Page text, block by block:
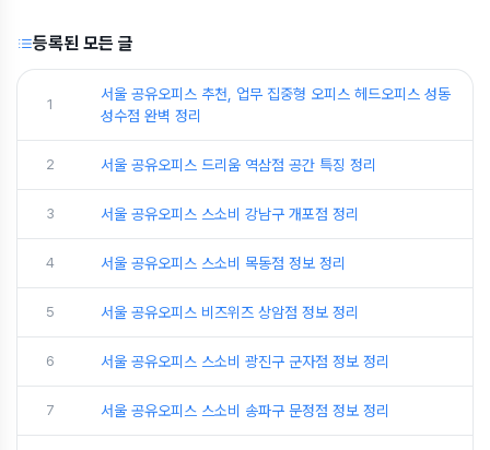
등록된 모든 글
1
서울 공유오피스 추천, 업무 집중형 오피스 헤드오피스 성동
성수점 완벽 정리
2 서울 공유오피스 드리움 역삼점 공간 특징 정리
3 서울 공유오피스 스소비 강남구 개포점 정리
4 서울 공유오피스 스소비 목동점 정보 정리
5 서울 공유오피스 비즈위즈 상암점 정보 정리
6 서울 공유오피스 스소비 광진구 군자점 정보 정리
7 서울 공유오피스 스소비 송파구 문정점 정보 정리